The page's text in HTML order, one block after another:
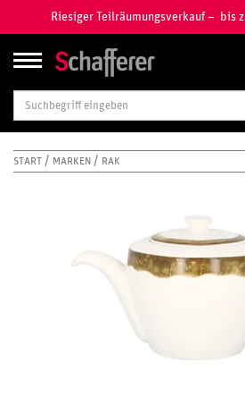
Riesiger Teilräumungsverkauf – bis
START MARKEN RAK